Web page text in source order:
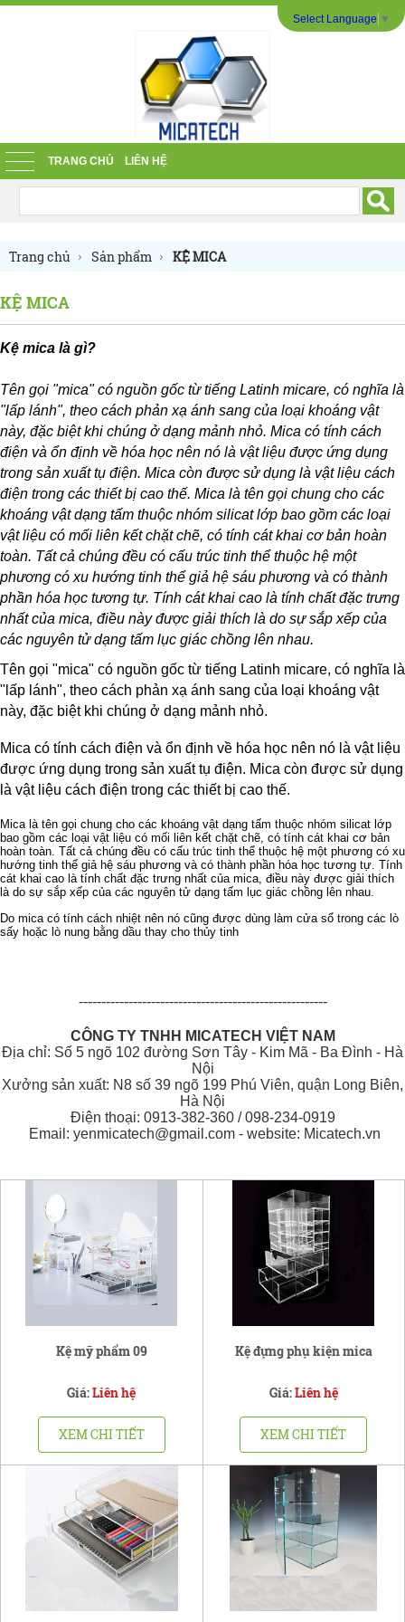
Select Language ▼
TRANG CHỦ LIÊN HỆ
Trang chủ Sản phẩm KỆ MICA
KỆ MICA
Kệ mica là gì?
Tên gọi "mica" có nguồn gốc từ tiếng Latinh micare, có nghĩa là
"lấp lánh", theo cách phản xạ ánh sang của loại khoáng vật
này, đặc biệt khi chúng ở dạng mảnh nhỏ. Mica có tính cách
điện và ổn định về hóa học nên nó là vật liệu được ứng dụng
trong sản xuất tụ điện. Mica còn được sử dụng là vật liệu cách
điện trong các thiết bị cao thế. Mica là tên gọi chung cho các
khoáng vật dạng tấm thuộc nhóm silicat lớp bao gồm các loại
vật liệu có mối liên kết chặt chẽ, có tính cát khai cơ bản hoàn
toàn. Tất cả chúng đều có cấu trúc tinh thể thuộc hệ một
phương có xu hướng tinh thể giả hệ sáu phương và có thành
phần hóa học tương tự. Tính cát khai cao là tính chất đặc trưng
nhất của mica, điều này được giải thích là do sự sắp xếp của
các nguyên tử dạng tấm lục giác chồng lên nhau.
Tên gọi "mica" có nguồn gốc từ tiếng Latinh micare, có nghĩa là
"lấp lánh", theo cách phản xạ ánh sang của loại khoáng vật
này, đặc biệt khi chúng ở dạng mảnh nhỏ.
Mica có tính cách điện và ổn định về hóa học nên nó là vật liệu
được ứng dụng trong sản xuất tụ điện. Mica còn được sử dụng
là vật liệu cách điện trong các thiết bị cao thế.
Mica là tên gọi chung cho các khoáng vật dạng tấm thuộc nhóm silicat lớp
bao gồm các loại vật liệu có mối liên kết chặt chẽ, có tính cát khai cơ bản
hoàn toàn. Tất cả chúng đều có cấu trúc tinh thể thuộc hệ một phương có xu
hướng tinh thể giả hệ sáu phương và có thành phần hóa học tương tự. Tính
cát khai cao là tính chất đặc trưng nhất của mica, điều này được giải thích
là do sự sắp xếp của các nguyên tử dạng tấm lục giác chồng lên nhau.
Do mica có tính cách nhiệt nên nó cũng được dùng làm cửa sổ trong các lò
sấy hoặc lò nung bằng dầu thay cho thủy tinh
-------------------------------------------------------
CÔNG TY TNHH MICATECH VIỆT NAM
Địa chỉ: Số 5 ngõ 102 đường Sơn Tây - Kim Mã - Ba Đình - Hà
Nội
Xưởng sản xuất: N8 số 39 ngõ 199 Phú Viên, quận Long Biên,
Hà Nội
Điện thoại: 0913-382-360 / 098-234-0919
Email: yenmicatech@gmail.com - website: Micatech.vn
Kệ mỹ phẩm 09
Giá:Liên hệ
XEM CHI TIẾT
Kệ đựng phụ kiện mica
Giá:Liên hệ
XEM CHI TIẾT